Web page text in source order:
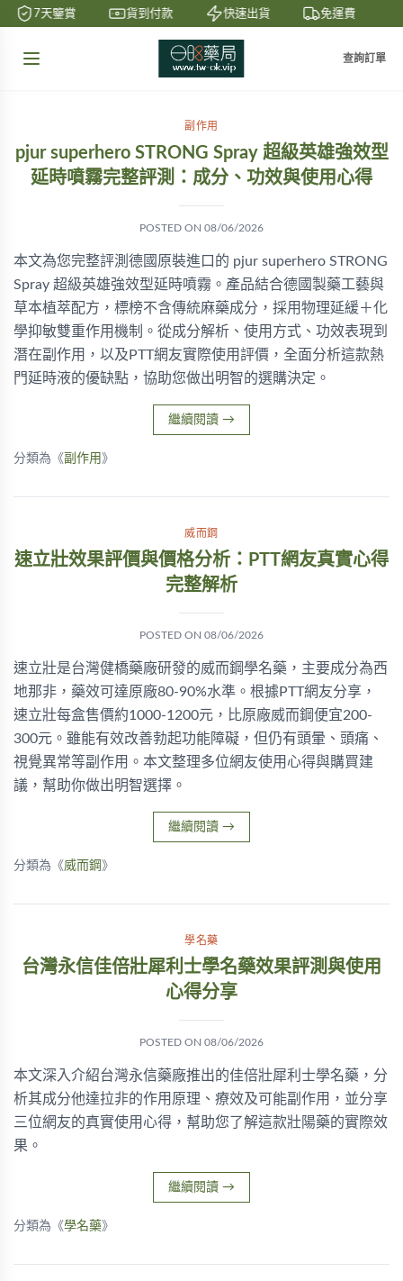
7天鑒賞 貨到付款 快速出貨 免運費
查詢訂單
副作用
pjur superhero STRONG Spray 超級英雄強效型
延時噴霧完整評測：成分、功效與使用心得
POSTED ON 08/06/2026
本文為您完整評測德國原裝進口的 pjur superhero STRONG
Spray 超級英雄強效型延時噴霧。產品結合德國製藥工藝與
草本植萃配方，標榜不含傳統麻藥成分，採用物理延緩＋化
學抑敏雙重作用機制。從成分解析、使用方式、功效表現到
潛在副作用，以及PTT網友實際使用評價，全面分析這款熱
門延時液的優缺點，協助您做出明智的選購決定。
繼續閱讀 →
分類為《副作用 》
威而鋼
速立壯效果評價與價格分析：PTT網友真實心得
完整解析
POSTED ON 08/06/2026
速立壯是台灣健橋藥廠研發的威而鋼學名藥，主要成分為西
地那非，藥效可達原廠80-90%水準。根據PTT網友分享，
速立壯每盒售價約1000-1200元，比原廠威而鋼便宜200-
300元。雖能有效改善勃起功能障礙，但仍有頭暈、頭痛、
視覺異常等副作用。本文整理多位網友使用心得與購買建
議，幫助你做出明智選擇。
繼續閱讀 →
分類為《威而鋼 》
學名藥
台灣永信佳倍壯犀利士學名藥效果評測與使用
心得分享
POSTED ON 08/06/2026
本文深入介紹台灣永信藥廠推出的佳倍壯犀利士學名藥，分
析其成分他達拉非的作用原理、療效及可能副作用，並分享
三位網友的真實使用心得，幫助您了解這款壯陽藥的實際效
果。
繼續閱讀 →
分類為《學名藥》